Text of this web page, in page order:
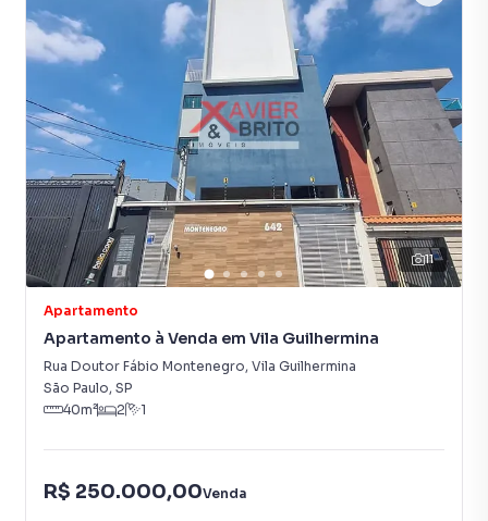
11
Apartamento
Apartamento à Venda em Vila Guilhermina
Rua Doutor Fábio Montenegro, Vila Guilhermina
São Paulo, SP
40m² 2 1
R$ 250.000,00Venda